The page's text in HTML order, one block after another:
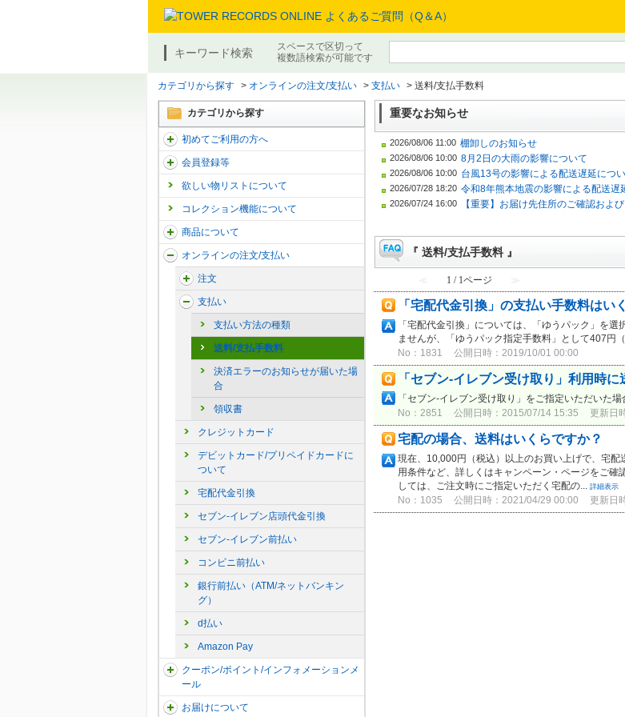
キーワード検索
スペースで区切って
複数語検索が可能です
カテゴリから探す > オンラインの注文/支払い > 支払い > 送料/支払手数料
カテゴリから探す
初めてご利用の方へ
会員登録等
欲しい物リストについて
コレクション機能について
商品について
オンラインの注文/支払い
注文
支払い
支払い方法の種類
送料/支払手数料
決済エラーのお知らせが届いた場
合
領収書
クレジットカード
デビットカード/プリペイドカードに
ついて
宅配代金引換
セブン-イレブン店頭代金引換
セブン-イレブン前払い
コンビニ前払い
銀行前払い（ATM/ネットバンキン
グ）
d払い
Amazon Pay
クーポン/ポイント/インフォメーションメ
ール
お届けについて
重要なお知らせ
2026/08/06 11:00 棚卸しのお知らせ
2026/08/06 10:00 8月2日の大雨の影響について
2026/08/06 10:00 台風13号の影響による配送遅延につ
2026/07/28 18:20 令和8年熊本地震の影響による配送遅
2026/07/24 16:00
【重要】お届け先住所のご確認およ
『 送料/支払手数料 』
≪ 1 / 1ページ ≫
「宅配代金引換」の支払い手数料はい
「宅配代金引換」については、「ゆうパック」を
ませんが、「ゆうパック指定手数料」として407円
No：1831 公開日時：2019/10/01 00:00
「セブン-イレブン受け取り」利用時
「セブン-イレブン受け取り」をご指定いただいた
No：2851 公開日時：2015/07/14 15:35 更新日
宅配の場合、送料はいくらですか？
現在、10,000円（税込）以上のお買い上げで、宅
用条件など、詳しくはキャンペーン・ページをご確
しては、ご注文時にご指定いただく宅配の...
詳細表示
No：1035 公開日時：2021/04/29 00:00 更新日